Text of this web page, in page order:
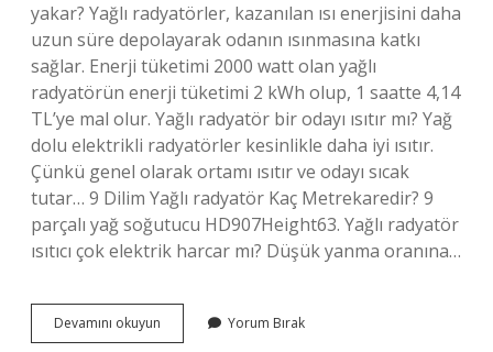
yakar? Yağlı radyatörler, kazanılan ısı enerjisini daha
uzun süre depolayarak odanın ısınmasına katkı
sağlar. Enerji tüketimi 2000 watt olan yağlı
radyatörün enerji tüketimi 2 kWh olup, 1 saatte 4,14
TL’ye mal olur. Yağlı radyatör bir odayı ısıtır mı? Yağ
dolu elektrikli radyatörler kesinlikle daha iyi ısıtır.
Çünkü genel olarak ortamı ısıtır ve odayı sıcak
tutar… 9 Dilim Yağlı radyatör Kaç Metrekaredir? 9
parçalı yağ soğutucu HD907Height63. Yağlı radyatör
ısıtıcı çok elektrik harcar mı? Düşük yanma oranına…
Devamını okuyun
Dilim
Yorum Bırak